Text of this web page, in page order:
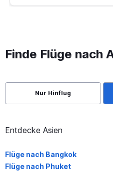
Finde Flüge nach
Nur Hinflug
Entdecke Asien
Flüge nach Bangkok
Flüge nach Phuket